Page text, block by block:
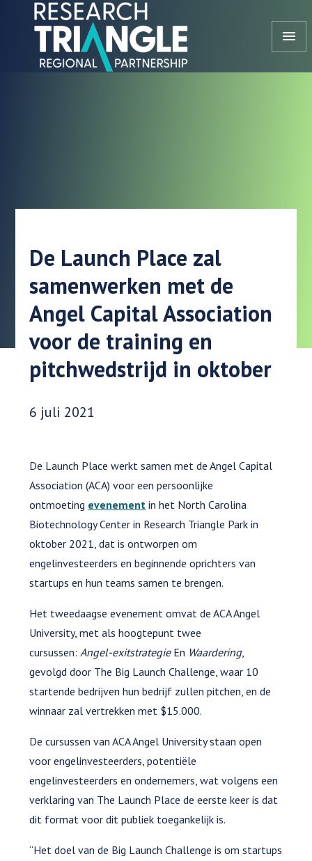
Doorgaan naar artikel
menu
De Launch Place zal
samenwerken met de
Angel Capital Association
voor de training en
pitchwedstrijd in oktober
Datum gepubliceerd:
6 juli 2021
De Launch Place werkt samen met de Angel Capital
Association (ACA) voor een persoonlijke
ontmoeting evenement in het North Carolina
Biotechnology Center in Research Triangle Park in
oktober 2021, dat is ontworpen om
engelinvesteerders en beginnende oprichters van
startups en hun teams samen te brengen.
Het tweedaagse evenement omvat de ACA Angel
University, met als hoogtepunt twee
cursussen: Angel-exitstrategieEn Waardering,
gevolgd door The Big Launch Challenge, waar 10
startende bedrijven hun bedrijf zullen pitchen, en de
winnaar zal vertrekken met $15.000.
De cursussen van ACA Angel University staan open
voor engelinvesteerders, potentiële
engelinvesteerders en ondernemers, wat volgens een
verklaring van The Launch Place de eerste keer is dat
dit format voor dit publiek toegankelijk is.
“Het doel van de Big Launch Challenge is om startups